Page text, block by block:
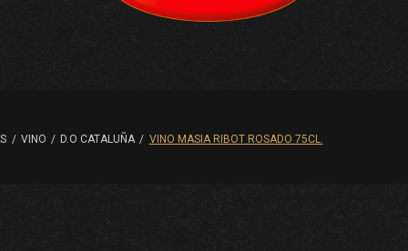
/ VINO / D.O CATALUÑA / VINO MASIA RIBOT ROSADO 75CL.